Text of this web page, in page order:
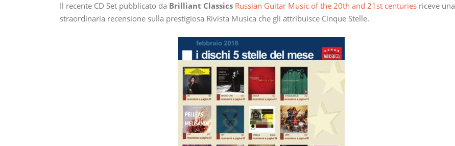
Il recente CD Set pubblicato da Brilliant Classics Russian Guitar Music of the 20th and 21st centuries riceve una
straordinaria recensione sulla prestigiosa Rivista Musica che gli attribuisce Cinque Stelle.